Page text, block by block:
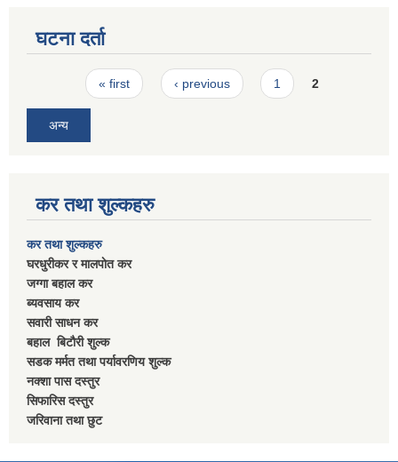
घटना दर्ता
Pages« first ‹ previous 1 2
अन्य
कर तथा शुल्कहरु
कर तथा शुल्कहरु
घरधुरीकर र मालपाेत कर
जग्गा बहाल कर
ब्यवसाय कर
सवारी साधन कर
बहाल बिटाैरी शुल्क
सडक मर्मत तथा पर्यावरणिय शुल्क
नक्शा पास दस्तुर
सिफारिस दस्तुर
जरिवाना तथा छुट